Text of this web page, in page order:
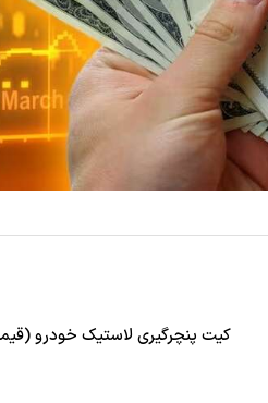
کیت پنچرگیری لاستیک خودرو